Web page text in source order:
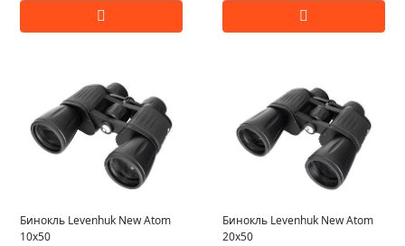
Бинокль Levenhuk New Atom
10x50
Бинокль Levenhuk New Atom
20x50